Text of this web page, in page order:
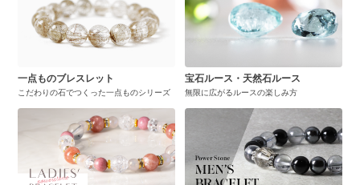
一点ものブレスレット
こだわりの石でつくった一点ものシリーズ
宝石ルース・天然石ルース
無限に広がるルースの楽しみ方